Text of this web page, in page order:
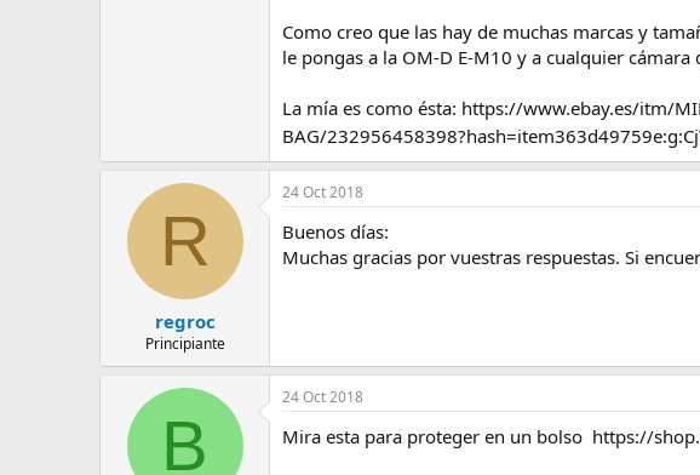
Como creo que las hay de muchas marcas y
le pongas a la OM-D E-M10 y a cualquier cámara
La mía es como ésta: https://www.ebay.es/itm/
BAG/
R
regroc
Principiante
24 Oct 2018
Buenos días:
Muchas gracias por vuestras respuestas. Si
B
24 Oct 2018
Mira esta para proteger en un bolso https://